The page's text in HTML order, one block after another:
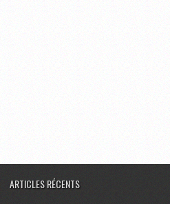
ARTICLES RÉCENTS